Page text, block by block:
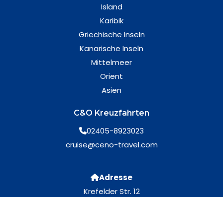
Island
Karibik
Griechische Inseln
Kanarische Inseln
Mittelmeer
Orient
Asien
C&O Kreuzfahrten
02405-8923023
cruise@ceno-travel.com
Adresse
Krefelder Str. 12